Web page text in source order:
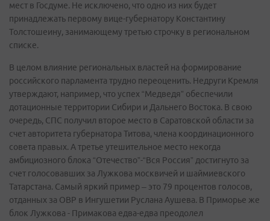
мест в Госдуме. Не исключено, что одно из них будет
принадлежать первому вице-губернатору Константину
Толстошеину, занимающему третью строчку в региональном
списке.
В целом влияние региональных властей на формирование
российского парламента трудно переоценить. Недруги Кремля
утверждают, например, что успех “Медведя” обеспечили
дотационные территории Сибири и Дальнего Востока. В свою
очередь, СПС получил второе место в Саратовской области за
счет авторитета губернатора Титова, члена координационного
совета правых. А третье утешительное место некогда
амбициозного блока “Отечество”-“Вся Россия” достигнуто за
счет голосовавших за Лужкова москвичей и шаймиевского
Татарстана. Самый яркий пример – это 79 процентов голосов,
отданных за ОВР в Ингушетии Руслана Аушева. В Приморье же
блок Лужкова - Примакова едва-едва преодолел